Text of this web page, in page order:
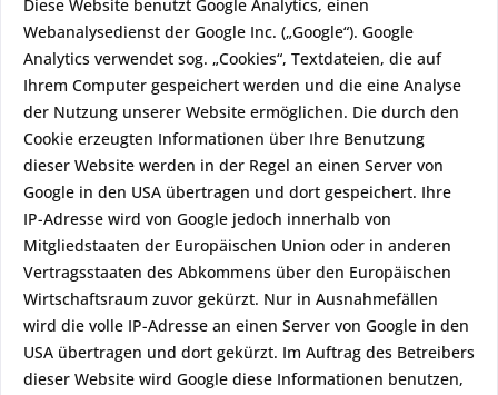
Diese Website benutzt Google Analytics, einen
Webanalysedienst der Google Inc. („Google“). Google
Analytics verwendet sog. „Cookies“, Textdateien, die auf
Ihrem Computer gespeichert werden und die eine Analyse
der Nutzung unserer Website ermöglichen. Die durch den
Cookie erzeugten Informationen über Ihre Benutzung
dieser Website werden in der Regel an einen Server von
Google in den USA übertragen und dort gespeichert. Ihre
IP-Adresse wird von Google jedoch innerhalb von
Mitgliedstaaten der Europäischen Union oder in anderen
Vertragsstaaten des Abkommens über den Europäischen
Wirtschaftsraum zuvor gekürzt. Nur in Ausnahmefällen
wird die volle IP-Adresse an einen Server von Google in den
USA übertragen und dort gekürzt. Im Auftrag des Betreibers
dieser Website wird Google diese Informationen benutzen,